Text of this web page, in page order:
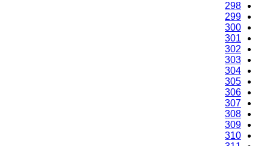
298
299
300
301
302
303
304
305
306
307
308
309
310